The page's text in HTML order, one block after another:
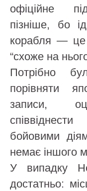
офіційне
пізніше, бо
корабля —
“схоже на
Потрібно
порівняти
записи,
бойовими
немає іншого
У випадку
достатньо: